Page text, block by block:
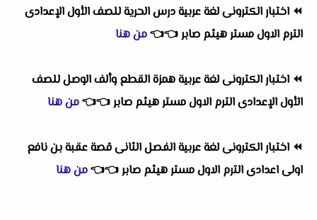
⏪ اختبار الكترونى لغة عربية درس الحرية للصف الأول الإعدادى
الترم الاول مستر هيثم صابر👈
👈من هنا
⏪ اختبار الكترونى لغة عربية همزة القطع وألف الوصل للصف
الأول الإعدادى الترم الاول مستر هيثم صابر👈
👈من هنا
⏪ اختبار الكترونى لغة عربية الفصل الثانى قصة عقبة بن نافع
اولى اعدادى الترم الاول مستر هيثم صابر👈
👈من هنا